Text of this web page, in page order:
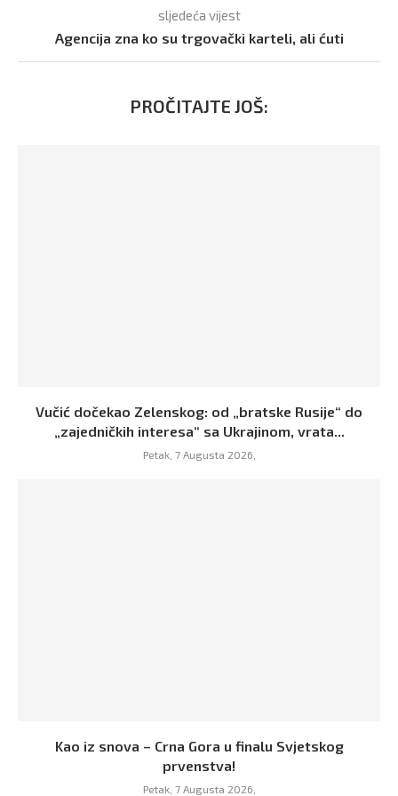
sljedeća vijest
Agencija zna ko su trgovački karteli, ali ćuti
PROČITAJTE JOŠ:
Vučić dočekao Zelenskog: od „bratske Rusije“ do
„zajedničkih interesa“ sa Ukrajinom, vrata...
Petak, 7 Augusta 2026,
Kao iz snova – Crna Gora u finalu Svjetskog
prvenstva!
Petak, 7 Augusta 2026,